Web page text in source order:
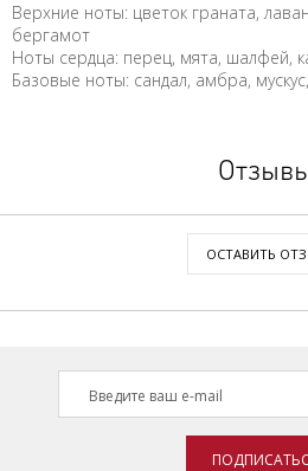
Верхние ноты: цветок граната,
бергамот
Ноты сердца: перец, мята, шалфей,
Базовые ноты: сандал, амбра,
ОСТАВИТЬ